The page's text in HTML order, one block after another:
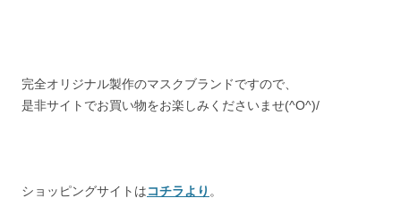
完全オリジナル製作のマスクブランドですので、
是非サイトでお買い物をお楽しみくださいませ(^O^)/
ショッピングサイトはコチラより 。